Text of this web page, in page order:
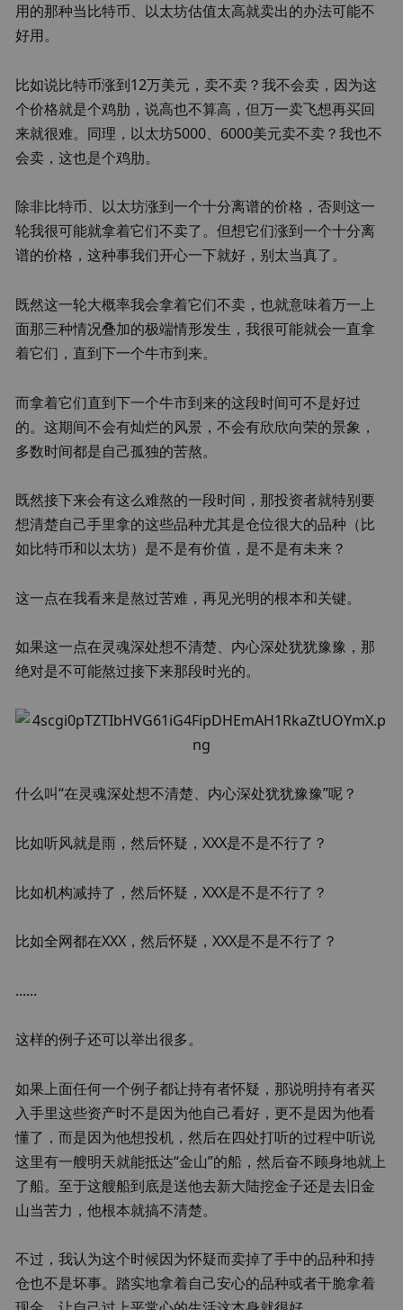
用的那种当比特币、以太坊估值太高就卖出的办法可能不
好用。
比如说比特币涨到12万美元，卖不卖？我不会卖，因为这
个价格就是个鸡肋，说高也不算高，但万一卖飞想再买回
来就很难。同理，以太坊5000、6000美元卖不卖？我也不
会卖，这也是个鸡肋。
除非比特币、以太坊涨到一个十分离谱的价格，否则这一
轮我很可能就拿着它们不卖了。但想它们涨到一个十分离
谱的价格，这种事我们开心一下就好，别太当真了。
既然这一轮大概率我会拿着它们不卖，也就意味着万一上
面那三种情况叠加的极端情形发生，我很可能就会一直拿
着它们，直到下一个牛市到来。
而拿着它们直到下一个牛市到来的这段时间可不是好过
的。这期间不会有灿烂的风景，不会有欣欣向荣的景象，
多数时间都是自己孤独的苦熬。
既然接下来会有这么难熬的一段时间，那投资者就特别要
想清楚自己手里拿的这些品种尤其是仓位很大的品种（比
如比特币和以太坊）是不是有价值，是不是有未来？
这一点在我看来是熬过苦难，再见光明的根本和关键。
如果这一点在灵魂深处想不清楚、内心深处犹犹豫豫，那
绝对是不可能熬过接下来那段时光的。
什么叫“在灵魂深处想不清楚、内心深处犹犹豫豫”呢？
比如听风就是雨，然后怀疑，XXX是不是不行了？
比如机构减持了，然后怀疑，XXX是不是不行了？
比如全网都在XXX，然后怀疑，XXX是不是不行了？
......
这样的例子还可以举出很多。
如果上面任何一个例子都让持有者怀疑，那说明持有者买
入手里这些资产时不是因为他自己看好，更不是因为他看
懂了，而是因为他想投机，然后在四处打听的过程中听说
这里有一艘明天就能抵达“金山”的船，然后奋不顾身地就上
了船。至于这艘船到底是送他去新大陆挖金子还是去旧金
山当苦力，他根本就搞不清楚。
不过，我认为这个时候因为怀疑而卖掉了手中的品种和持
仓也不是坏事。踏实地拿着自己安心的品种或者干脆拿着